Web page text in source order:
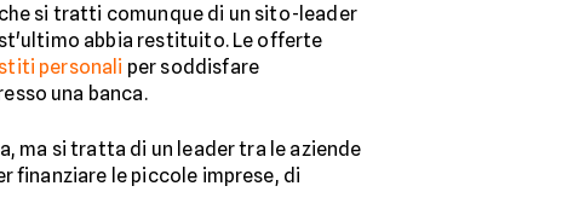
si tratti comunque di un sito-leader
abbia restituito. Le offerte
personali per soddisfare
una banca.
ma si tratta di un leader tra le aziende
finanziare le piccole imprese, di